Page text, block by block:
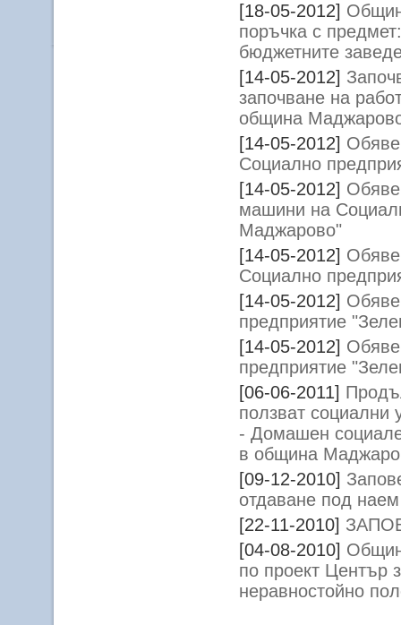
[18-05-2012]
поръчка с
бюджетните
[14-05-2012]
започване на
община
[14-05-2012]
Социално
[14-05-2012]
машини на
Маджарово"
[14-05-2012]
Социално
[14-05-2012]
предприятие
[14-05-2012]
предприятие
[06-06-2011]
ползват социални
- Домашен
в община
[09-12-2010]
отдаване под
[22-11-2010]
[04-08-2010]
по проект Център
неравностойно